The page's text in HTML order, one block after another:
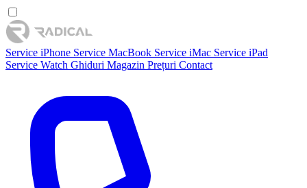
Service iPhone Service MacBook Service iMac Service iPad
Service Watch Ghiduri Magazin Prețuri Contact